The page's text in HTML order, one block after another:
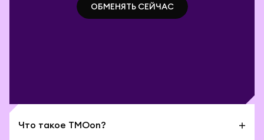
ОБМЕНЯТЬ СЕЙЧАС
Что такое TMOon?